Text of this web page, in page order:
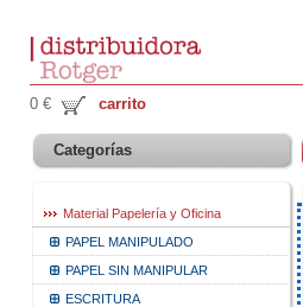
0 € carrito
Categorías
Material Papelería y Oficina
PAPEL MANIPULADO
PAPEL SIN MANIPULAR
ESCRITURA